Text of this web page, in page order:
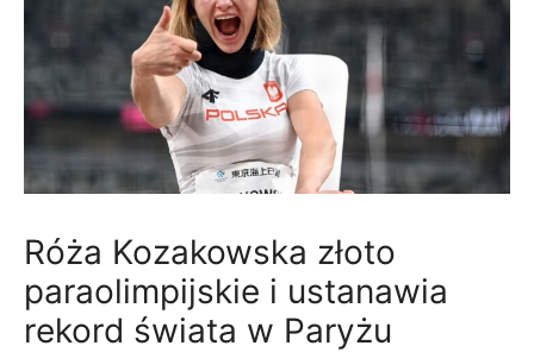
Róża Kozakowska złoto
paraolimpijskie i ustanawia
rekord świata w Paryżu